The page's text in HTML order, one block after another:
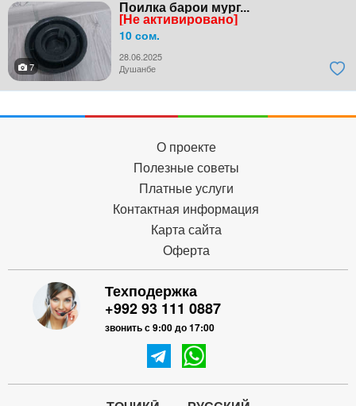
Поилка барои мург...
[Не активировано]
10 сом.
28.06.2025
7
Душанбе
О проекте
Полезные советы
Платные услуги
Контактная информация
Карта сайта
Оферта
Техподержка
+992 93 111 0887
звонить с 9:00 до 17:00